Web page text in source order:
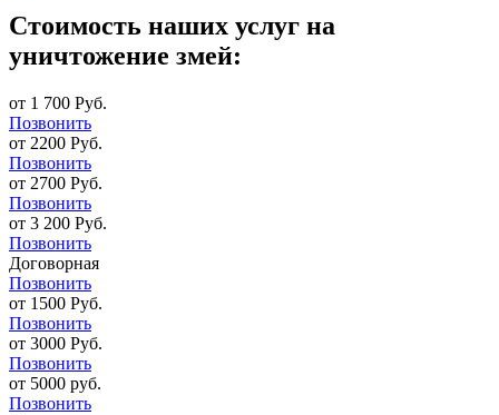
Стоимость наших услуг на
уничтожение змей:
от 1 700 Руб.
Позвонить
от 2200 Руб.
Позвонить
от 2700 Руб.
Позвонить
от 3 200 Руб.
Позвонить
Договорная
Позвонить
от 1500 Руб.
Позвонить
от 3000 Руб.
Позвонить
от 5000 руб.
Позвонить